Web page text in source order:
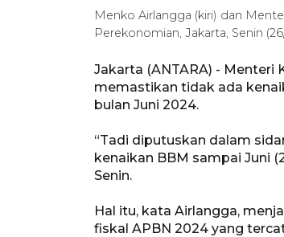
Menko Airlangga (kiri) dan
Perekonomian, Jakarta, Senin
Jakarta (ANTARA) -
memastikan tidak ada
bulan Juni 2024.
“Tadi diputuskan dalam
kenaikan BBM sampai Juni
Senin.
Hal itu, kata Airlangga,
fiskal APBN 2024 yang